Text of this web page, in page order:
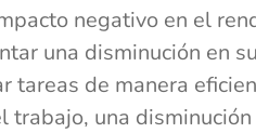
negativo en el
una disminución en
tareas de manera
trabajo, una